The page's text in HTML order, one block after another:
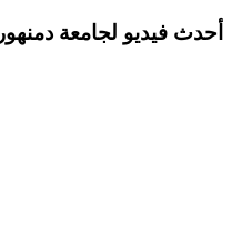
أحدث فيديو لجامعة دمنهور